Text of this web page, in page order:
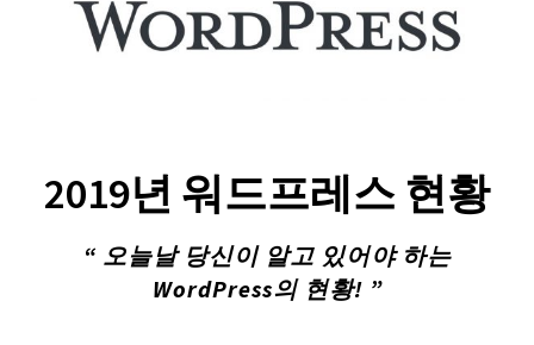
2019년 워드프레스 현황
“ 오늘날 당신이 알고 있어야 하는
WordPress의 현황! ”